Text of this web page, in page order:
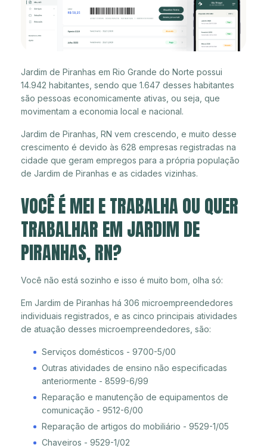
Jardim de Piranhas em Rio Grande do Norte possui
14.942 habitantes, sendo que 1.647 desses habitantes
são pessoas economicamente ativas, ou seja, que
movimentam a economia local e nacional.
Jardim de Piranhas, RN vem crescendo, e muito desse
crescimento é devido às 628 empresas registradas na
cidade que geram empregos para a própria população
de Jardim de Piranhas e as cidades vizinhas.
VOCÊ É MEI E TRABALHA OU QUER
TRABALHAR EM JARDIM DE
PIRANHAS, RN?
Você não está sozinho e isso é muito bom, olha só:
Em Jardim de Piranhas há 306 microempreendedores
individuais registrados, e as cinco principais atividades
de atuação desses microempreendedores, são:
Serviços domésticos - 9700-5/00
Outras atividades de ensino não especificadas
anteriormente - 8599-6/99
Reparação e manutenção de equipamentos de
comunicação - 9512-6/00
Reparação de artigos do mobiliário - 9529-1/05
Chaveiros - 9529-1/02